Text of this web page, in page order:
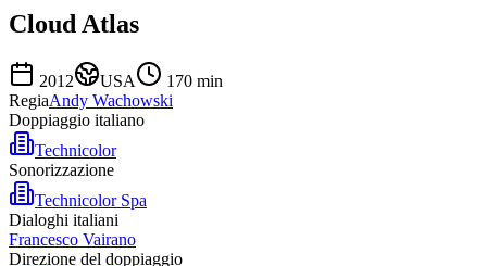
Cloud Atlas
2012 USA 170 min
RegiaAndy Wachowski
Doppiaggio italiano
Technicolor
Sonorizzazione
Technicolor Spa
Dialoghi italiani
Francesco Vairano
Direzione del doppiaggio